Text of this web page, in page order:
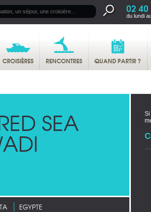
02
du lundi
CROISIÈRES RENCONTRES QUAND PARTIR ?
SEA
EGYPTE
Si